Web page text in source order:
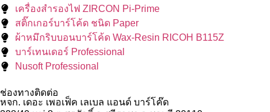
เครื่องสำรองไฟ ZIRCON Pi-Prime
สติ๊กเกอร์บาร์โค้ด ชนิด Paper
ผ้าหมึกริบบอนบาร์โค้ด Wax-Resin RICOH B115Z
บาร์เทนเดอร์ Professional
Nusoft Professional
ช่องทางติดต่อ
หจก. เดอะ เพอเฟ็ค เลเบล แอนด์ บาร์โค๊ด